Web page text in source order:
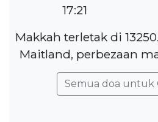
17:21
Makkah terletak di
Maitland, perbezaan
Semua doa untuk